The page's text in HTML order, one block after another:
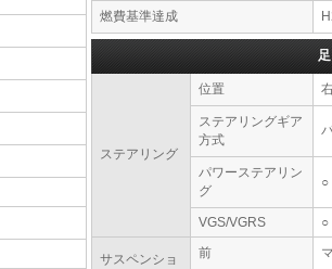
燃費基準達成
ステアリング
位置
ステアリングギア
方式
パワーステアリン
グ
○
VGS/VGRS ○
サスペンショ
前